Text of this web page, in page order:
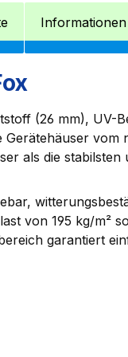
(26 mm), UV-
als die
von 195 kg/m²
garantiert